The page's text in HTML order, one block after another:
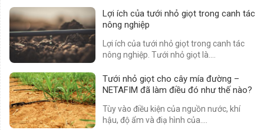
Lợi ích của tưới nhỏ giọt trong canh tác
nông nghiệp
Lợi ích của tưới nhỏ giọt trong canh tác
nông nghiệp. Tưới nhỏ giọt là....
Tưới nhỏ giọt cho cây mía đường –
NETAFIM đã làm điều đó như thế nào?
Tùy vào điều kiện của nguồn nước, khí
hậu, độ ẩm và điạ hình của....